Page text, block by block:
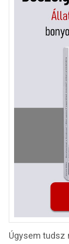
Úgysem tudsz